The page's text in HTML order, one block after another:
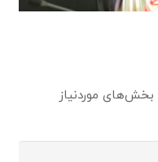
بخش‌های موردنیاز